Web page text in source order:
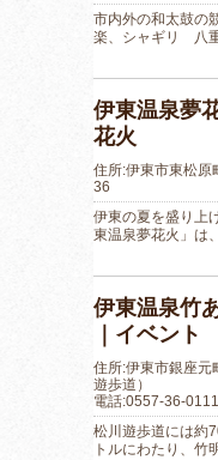
市内外の和太鼓の
楽、シャギリ 八
伊東温泉夢
花火
住所:伊東市東松原
36
伊東の夏を盛り上
東温泉夢花火」は
伊東温泉竹
｜イベント
住所:伊東市銀座元
遊歩道）
電話:0557-36-0111
松川遊歩道には約
トルにわたり、竹